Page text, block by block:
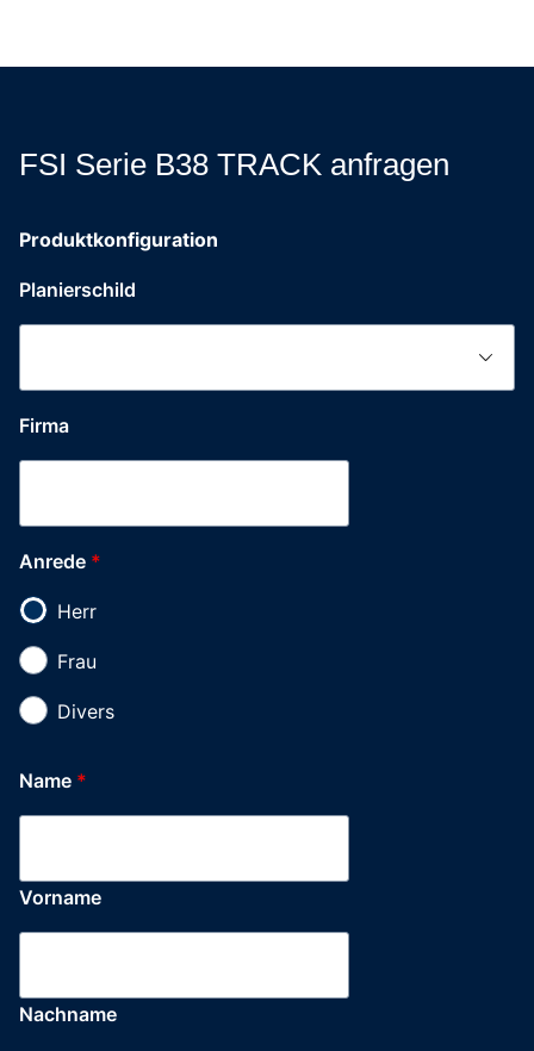
FSI Serie B38 TRACK anfragen
Produktkonfiguration
Planierschild
Firma
Anrede *
Herr
Frau
Divers
Name *
Vorname
Nachname